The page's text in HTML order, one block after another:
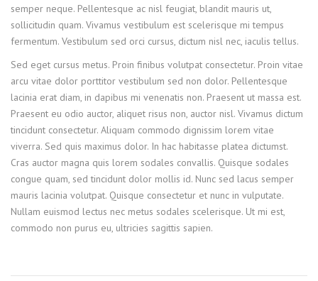
semper neque. Pellentesque ac nisl feugiat, blandit mauris ut,
sollicitudin quam. Vivamus vestibulum est scelerisque mi tempus
fermentum. Vestibulum sed orci cursus, dictum nisl nec, iaculis tellus.
Sed eget cursus metus. Proin finibus volutpat consectetur. Proin vitae
arcu vitae dolor porttitor vestibulum sed non dolor. Pellentesque
lacinia erat diam, in dapibus mi venenatis non. Praesent ut massa est.
Praesent eu odio auctor, aliquet risus non, auctor nisl. Vivamus dictum
tincidunt consectetur. Aliquam commodo dignissim lorem vitae
viverra. Sed quis maximus dolor. In hac habitasse platea dictumst.
Cras auctor magna quis lorem sodales convallis. Quisque sodales
congue quam, sed tincidunt dolor mollis id. Nunc sed lacus semper
mauris lacinia volutpat. Quisque consectetur et nunc in vulputate.
Nullam euismod lectus nec metus sodales scelerisque. Ut mi est,
commodo non purus eu, ultricies sagittis sapien.